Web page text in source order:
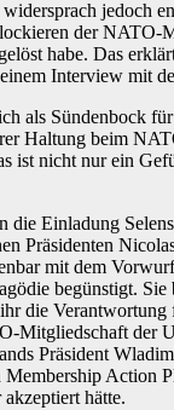
jedoch
der NATO-
habe. Das
Interview mit
als Sündenbock
Haltung beim
ist nicht nur ein
die Einladung
Präsidenten
mit dem
begünstigt. Sie
die Verantwortung
Mitgliedschaft der
Präsident
Membership Action
hätte.